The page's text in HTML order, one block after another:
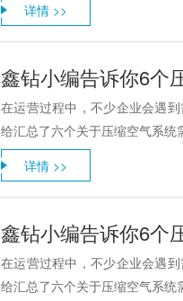
详情 >>
鑫钻小编告诉你6个
在运营过程中，不少企业会遇
给汇总了六个关于压缩空气系
详情 >>
鑫钻小编告诉你6个
在运营过程中，不少企业会遇
给汇总了六个关于压缩空气系